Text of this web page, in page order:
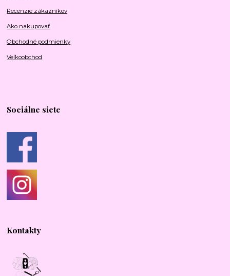
Recenzie zákazníkov
Ako nakupovať
Obchodné podmienky
Veľkoobchod
Sociálne siete
Kontakty